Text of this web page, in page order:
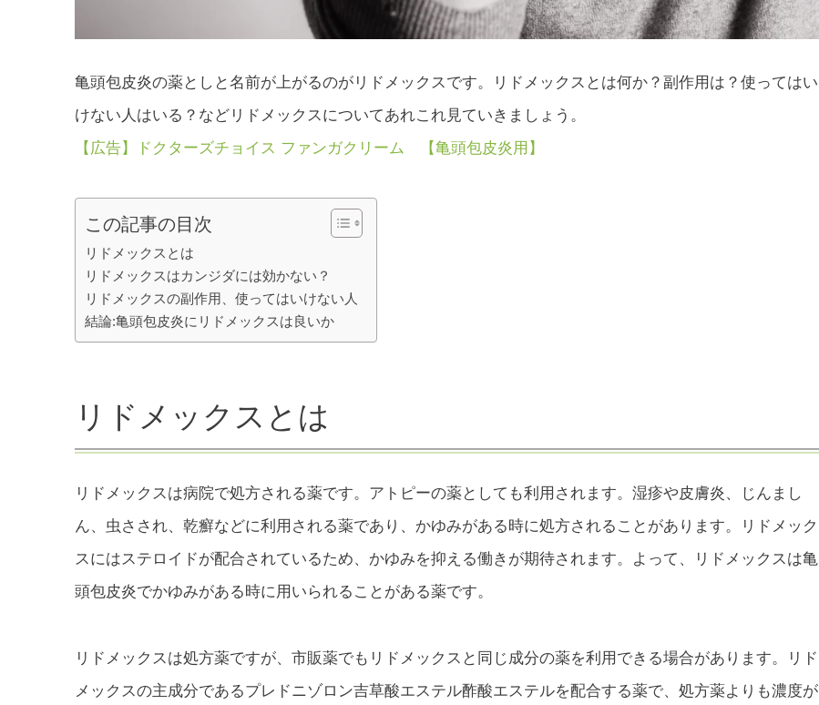
亀頭包皮炎の薬としと名前が上がるのがリドメックスです。リドメックスとは何か？副作用は？使ってはい
けない人はいる？などリドメックスについてあれこれ見ていきましょう。
【広告】ドクターズチョイス ファンガクリーム 【亀頭包皮炎用】
この記事の目次
リドメックスとは
リドメックスはカンジダには効かない？
リドメックスの副作用、使ってはいけない人
結論:亀頭包皮炎にリドメックスは良いか
リドメックスとは
リドメックスは病院で処方される薬です。アトピーの薬としても利用されます。湿疹や皮膚炎、じんまし
ん、虫さされ、乾癬などに利用される薬であり、かゆみがある時に処方されることがあります。リドメック
スにはステロイドが配合されているため、かゆみを抑える働きが期待されます。よって、リドメックスは亀
頭包皮炎でかゆみがある時に用いられることがある薬です。
リドメックスは処方薬ですが、市販薬でもリドメックスと同じ成分の薬を利用できる場合があります。リド
メックスの主成分であるプレドニゾロン吉草酸エステル酢酸エステルを配合する薬で、処方薬よりも濃度が